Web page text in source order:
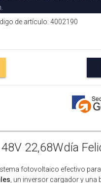
de artículo: 4002190
22,68Wdía
fotovoltaico efectivo
, un inversor cargador y una